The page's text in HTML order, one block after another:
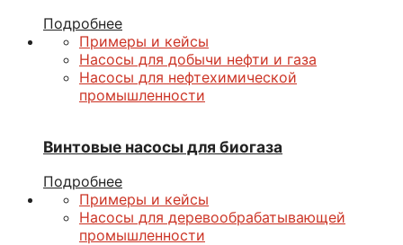
Подробнее
Примеры и кейсы
Насосы для добычи нефти и газа
Насосы для нефтехимической
промышленности
Винтовые насосы для биогаза
Подробнее
Примеры и кейсы
Насосы для деревообрабатывающей
промышленности